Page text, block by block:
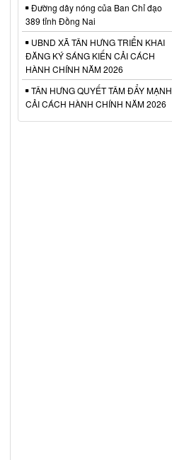
Đường dây nóng của Ban Chỉ đạo
389 tỉnh Đồng Nai
UBND XÃ TÂN HƯNG TRIỂN KHAI
ĐĂNG KÝ SÁNG KIẾN CẢI CÁCH
HÀNH CHÍNH NĂM 2026
TÂN HƯNG QUYẾT TÂM ĐẨY MẠNH
CẢI CÁCH HÀNH CHÍNH NĂM 2026